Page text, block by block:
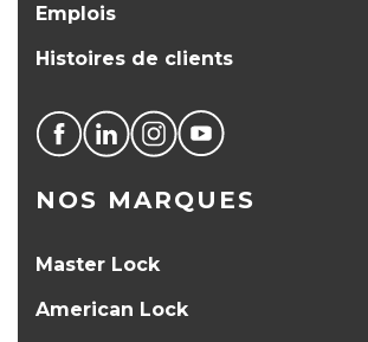
Emplois
Histoires de clients
NOS MARQUES
Master Lock
American Lock